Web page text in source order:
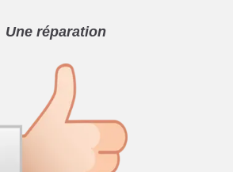
Une réparation